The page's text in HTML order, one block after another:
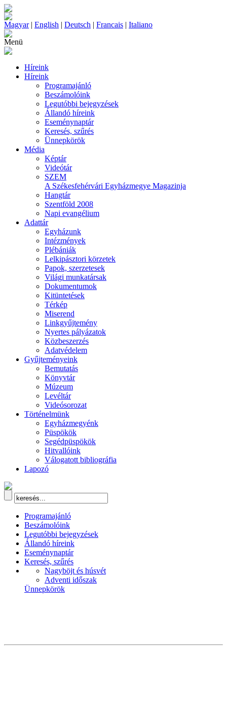
Magyar| English | Deutsch | Francais | Italiano
Menü
Híreink
Híreink
Programajánló
Beszámolóink
Legutóbbi bejegyzések
Állandó híreink
Eseménynaptár
Keresés, szűrés
Ünnepkörök
Média
Képtár
Videótár
SZEM
A Székesfehérvári Egyházmegye Magazinja
Hangtár
Szentföld 2008
Napi evangélium
Adattár
Egyházunk
Intézmények
Plébániák
Lelkipásztori körzetek
Papok, szerzetesek
Világi munkatársak
Dokumentumok
Kitüntetések
Térkép
Miserend
Linkgyűjtemény
Nyertes pályázatok
Közbeszerzés
Adatvédelem
Gyűjteményeink
Bemutatás
Könyvtár
Múzeum
Levéltár
Videósorozat
Történelmünk
Egyházmegyénk
Püspökök
Segédpüspökök
Hitvallóink
Válogatott bibliográfia
Lapozó
Programajánló
Beszámolóink
Legutóbbi bejegyzések
Állandó híreink
Eseménynaptár
Keresés, szűrés
Nagyböjt és húsvét
Adventi időszak
Ünnepkörök